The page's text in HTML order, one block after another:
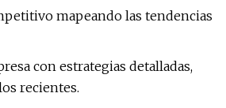
mapeando las tendencias
con estrategias detalladas,
recientes.